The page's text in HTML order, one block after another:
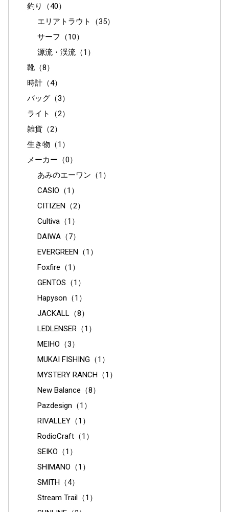
釣り（40）
エリアトラウト（35）
サーフ（10）
源流・渓流（1）
靴（8）
時計（4）
バッグ（3）
ライト（2）
雑貨（2）
生き物（1）
メーカー（0）
あみのエーワン（1）
CASIO（1）
CITIZEN（2）
Cultiva（1）
DAIWA（7）
EVERGREEN（1）
Foxfire（1）
GENTOS（1）
Hapyson（1）
JACKALL（8）
LEDLENSER（1）
MEIHO（3）
MUKAI FISHING（1）
MYSTERY RANCH（1）
New Balance（8）
Pazdesign（1）
RIVALLEY（1）
RodioCraft（1）
SEIKO（1）
SHIMANO（1）
SMITH（4）
Stream Trail（1）